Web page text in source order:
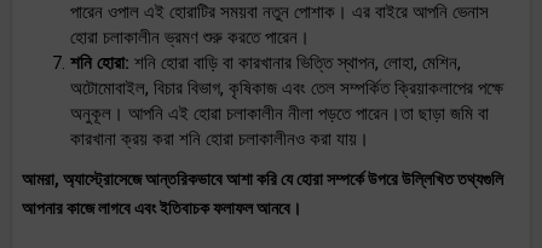
পারেন ওপাল এই হোরাটির সময়বা নতুন পোশাক। এর বাইরে আপনি ভেনাস
হোরা চলাকালীন ভ্রমণ শুরু করতে পারেন।
শনি হোরা: শনি হোরা বাড়ি বা কারখানার ভিত্তি স্থাপন, লোহা, মেশিন,
অটোমোবাইল, বিচার বিভাগ, কৃষিকাজ এবং তেল সম্পর্কিত ক্রিয়াকলাপের পক্ষে
অনুকূল। আপনি এই হোৱা চলাকালীন নীলা পড়তে পারেন।তা ছাড়া জমি বা
কারখানা ক্রয় করা শনি হোরা চলাকালীনও করা যায়।
আমরা, অ্যাস্ট্রোসেজে আন্তরিকভাবে আশা করি যে হোরা সম্পর্কে উপরে উল্লিখিত তথ্যগুলি
আপনার কাজে লাগবে এবং ইতিবাচক ফলাফল আনবে।